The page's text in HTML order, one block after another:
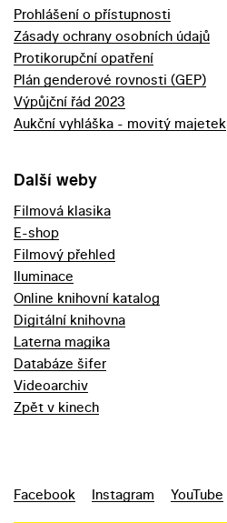
Prohlášení o přístupnosti
Zásady ochrany osobních údajů
Protikorupční opatření
Plán genderové rovnosti (GEP)
Výpůjční řád 2023
Aukční vyhláška - movitý majetek
Další weby
Filmová klasika
E-shop
Filmový přehled
Iluminace
Online knihovní katalog
Digitální knihovna
Laterna magika
Databáze šifer
Videoarchiv
Zpět v kinech
Facebook Instagram YouTube